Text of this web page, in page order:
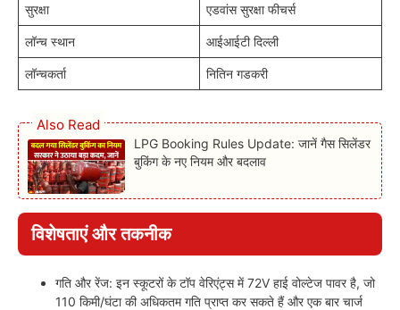
सुरक्षा एडवांस सुरक्षा फीचर्स
लॉन्च स्थान आईआईटी दिल्ली
लॉन्चकर्ता नितिन गडकरी
Also Read
LPG Booking Rules Update: जानें गैस सिलेंडर
बुकिंग के नए नियम और बदलाव
विशेषताएं और तकनीक
गति और रेंज: इन स्कूटरों के टॉप वेरिएंट्स में 72V हाई वोल्टेज पावर है, जो
110 किमी/घंटा की अधिकतम गति प्राप्त कर सकते हैं और एक बार चार्ज